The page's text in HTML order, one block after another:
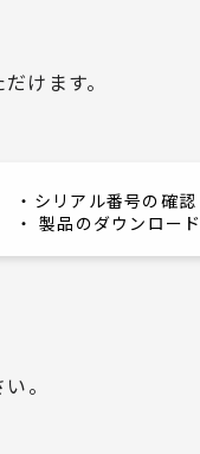
けます。
・シリアル番号の確認
・ 製品のダウンロード
。